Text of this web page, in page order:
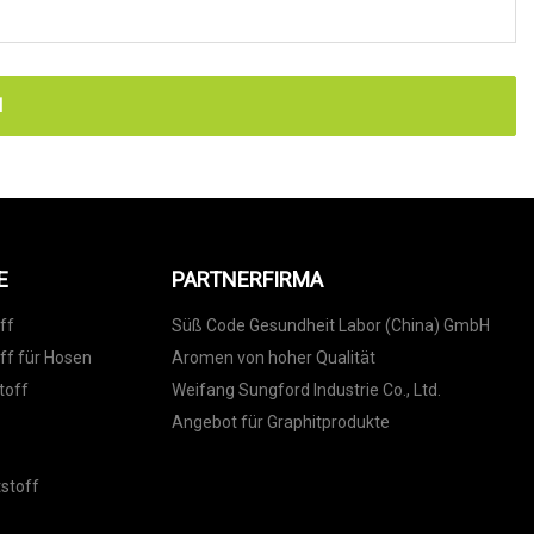
für Hosen
PARTNERFIRMA
Süß Code Gesundheit Labor (China) GmbH
Aromen von hoher Qualität
Weifang Sungford Industrie Co., Ltd.
Angebot für Graphitprodukte